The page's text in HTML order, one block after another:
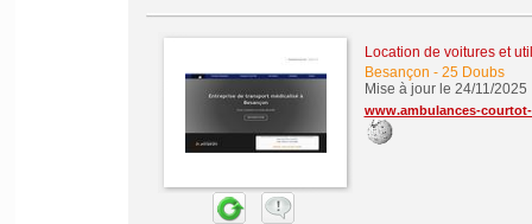
Location de voitures et
Besançon - 25 Doubs
Mise à jour le 24/11/2025
www.ambulances-